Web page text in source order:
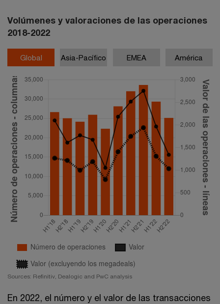
Volúmenes y valoraciones de las operaciones
2018-2022
Global Asia-Pacífico EMEA América
Sources: Refinitiv, Dealogic and PwC analysis
En 2022, el número y el valor de las transacciones